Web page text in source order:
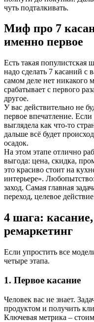
чуть подталкивать.
Миф про 7
именно первое
Есть такая популистская
надо сделать 7 касаний
самом деле нет никакого
срабатывает с первого
другое.
У вас действительно не
первое впечатление.
выглядела как что‑то
дальше всё будет
осадок.
На этом этапе отлично
выгода: цена, скидка,
это красиво стоит на
интерьере».
заход. Самая главная
переход, целевое
4 шага:
ремаркетинг
Если упростить все
четыре этапа.
1. Первое касание
Человек вас не знает.
продуктом и получить
Ключевая метрика –